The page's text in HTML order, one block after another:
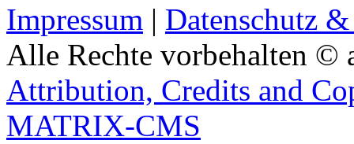
Impressum | Datenschutz
Alle Rechte vorbehalten ©
Attribution, Credits and
MATRIX-CMS